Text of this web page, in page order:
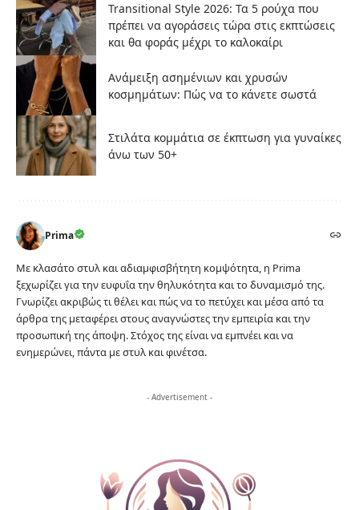
Transitional Style 2026: Τα 5 ρούχα που
πρέπει να αγοράσεις τώρα στις εκπτώσεις
και θα φοράς μέχρι το καλοκαίρι
Ανάμειξη ασημένιων και χρυσών
κοσμημάτων: Πώς να το κάνετε σωστά
Στιλάτα κομμάτια σε έκπτωση για γυναίκες
άνω των 50+
Prima
Με κλασάτο στυλ και αδιαμφισβήτητη κομψότητα, η Prima
ξεχωρίζει για την ευφυΐα την θηλυκότητα και το δυναμισμό της.
Γνωρίζει ακριβώς τι θέλει και πώς να το πετύχει και μέσα από τα
άρθρα της μεταφέρει στους αναγνώστες την εμπειρία και την
προσωπική της άποψη. Στόχος της είναι να εμπνέει και να
ενημερώνει, πάντα με στυλ και φινέτσα.
- Advertisement -